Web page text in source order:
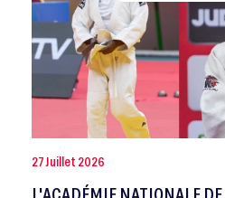
27 Juillet 2026
L'ACADÉMIE NATIONALE